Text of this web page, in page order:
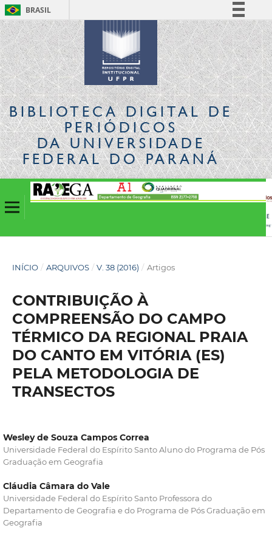
BRASIL
Simplifique!
Comunica BR
Participe
Acesso à informação
Legislação
Canais
BIBLIOTECA DIGITALDE
PERIÓDICOS
DA UNIVERSIDADE
FEDERAL DO PARANÁ
INÍCIO / ARQUIVOS / V. 38 (2016) / Artigos
CONTRIBUIÇÃO À
COMPREENSÃO DO CAMPO
TÉRMICO DA REGIONAL PRAIA
DO CANTO EM VITÓRIA (ES)
PELA METODOLOGIA DE
TRANSECTOS
Wesley de Souza Campos Correa
Universidade Federal do Espírito Santo Aluno do Programa de Pós
Graduação em Geografia
Cláudia Câmara do Vale
Universidade Federal do Espírito Santo Professora do
Departamento de Geografia e do Programa de Pós Graduação em
Geografia